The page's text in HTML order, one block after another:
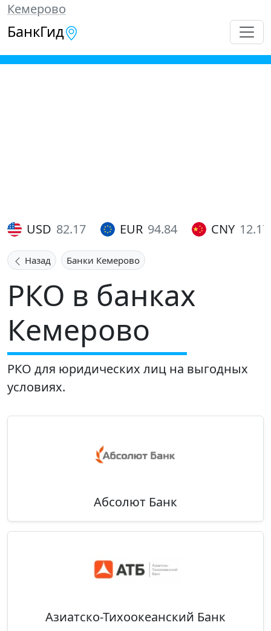
Кемерово
БанкГид
USD 82.17 EUR 94.84 CNY 12.17
Назад Банки Кемерово
РКО в банках
Кемерово
РКО для юридических лиц на выгодных
условиях.
Абсолют Банк
Азиатско-Тихоокеанский Банк